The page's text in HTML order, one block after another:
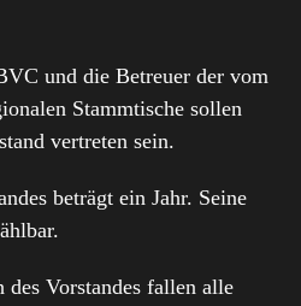
und die Betreuer der vom
Stammtische sollen
vertreten sein.
beträgt ein Jahr. Seine
Vorstandes fallen alle